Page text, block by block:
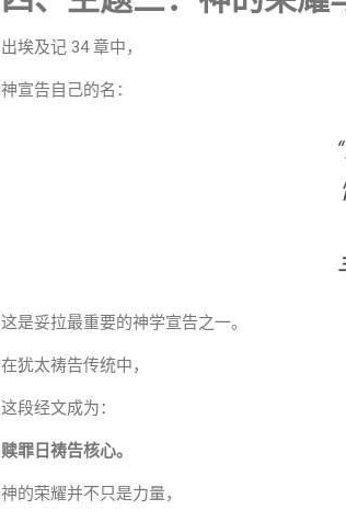
出埃及记 34 章中，
神宣告自己的名：
这是妥拉最重要的神学宣告之一。
在犹太祷告传统中，
这段经文成为：
赎罪日祷告核心。
神的荣耀并不只是力量，